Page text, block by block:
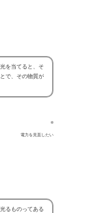
を当てると、そ
で、その物質が
電力を見直したい
るものってある